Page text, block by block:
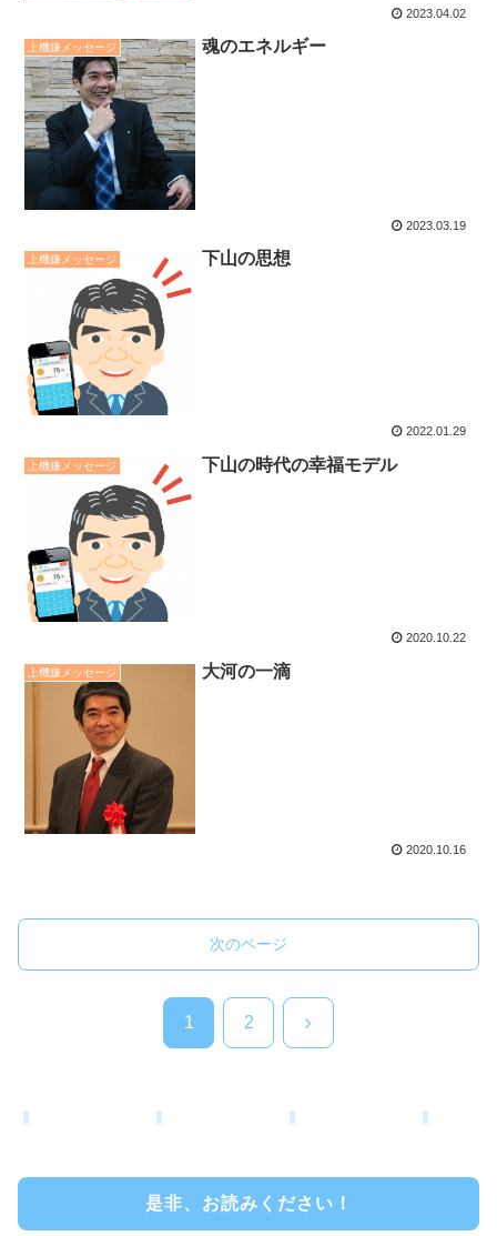
2023.04.02
上機嫌メッセージ 魂のエネルギー
2023.03.19
上機嫌メッセージ 下山の思想
2022.01.29
上機嫌メッセージ 下山の時代の幸福モデル
2020.10.22
上機嫌メッセージ 大河の一滴
2020.10.16
次のページ
1 2 次
是非、お読みください！